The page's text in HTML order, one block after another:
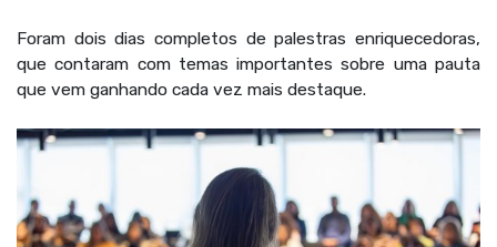
Foram dois dias completos de palestras enriquecedoras,
que contaram com temas importantes sobre uma pauta
que vem ganhando cada vez mais destaque.